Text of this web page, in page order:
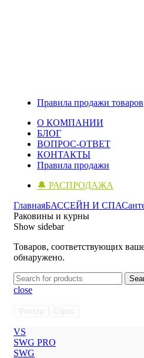
Правила продажи товаров
О КОМПАНИИ
БЛОГ
ВОПРОС-ОТВЕТ
КОНТАКТЫ
Правила продажи
🔔 РАСПРОДАЖА
close
ГлавнаяБАССЕЙН И СПА
Раковины и курны
Show sidebar
Товаров, соответствующих
обнаружено.
VS
SWG PRO
SWG